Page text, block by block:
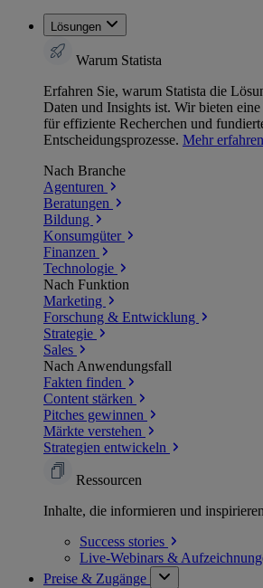
Lösungen
Warum Statista
Erfahren Sie, warum Statista die
Daten und Insights ist. Wir bieten
für effiziente Recherchen und
Entscheidungsprozesse. Mehr erfahren
Nach Branche
Agenturen
Beratungen
Bildung
Konsumgüter
Finanzen
Technologie
Nach Funktion
Marketing
Forschung & Entwicklung
Strategie
Sales
Nach Anwendungsfall
Fakten finden
Content stärken
Pitches gewinnen
Märkte verstehen
Strategien entwickeln
Ressourcen
Inhalte, die informieren und
Success stories
Live-Webinars &
Preise & Zugänge